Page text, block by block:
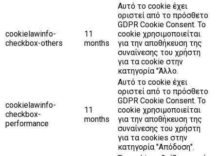
cookielawinfo-
checkbox-others
11
months
Αυτό το cookie έχει
οριστεί από το πρόσθετο
GDPR Cookie Consent. Το
cookie χρησιμοποιείται
για την αποθήκευση της
συναίνεσης του χρήστη
για τα cookie στην
κατηγορία "Άλλο.
cookielawinfo-
checkbox-
performance
11
months
Αυτό το cookie έχει
οριστεί από το πρόσθετο
GDPR Cookie Consent. Το
cookie χρησιμοποιείται
για την αποθήκευση της
συναίνεσης του χρήστη
για τα cookies στην
κατηγορία "Απόδοση".